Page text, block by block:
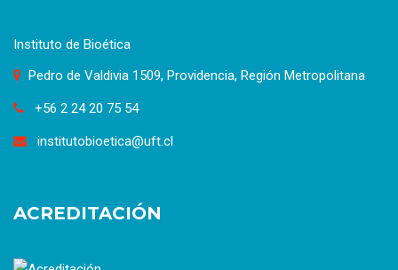
Instituto de Bioética
Pedro de Valdivia 1509, Providencia, Región Metropolitana
+56 2 24 20 75 54
institutobioetica@uft.cl
ACREDITACIÓN